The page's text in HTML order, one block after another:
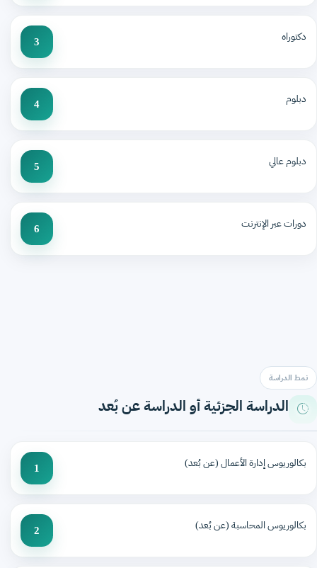
دكتوراه 3
دبلوم 4
دبلوم عالي 5
دورات عبر الإنترنت 6
نمط الدراسة
الدراسة الجزئية أو الدراسة عن بُعد
بكالوريوس إدارة الأعمال (عن بُعد) 1
بكالوريوس المحاسبة (عن بُعد) 2